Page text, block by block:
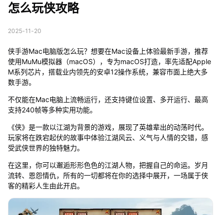
怎么玩侠攻略
2025-11-20
侠手游Mac电脑版怎么玩？想要在Mac设备上体验最新手游，推荐
使用MuMu模拟器（macOS），专为macOS打造，率先适配Apple
M系列芯片，搭载业内领先的安卓12操作系统，兼容市面上绝大多
数手游。
不仅能在Mac电脑上流畅运行，还支持键位设置、多开运行、最高
支持240帧等多种实用功能。
《侠》是一款以江湖为背景的游戏，展现了英雄辈出的动荡时代。
玩家将在跌宕起伏的故事中体验江湖风云、义气与人情的交错，感
受武侠世界的独特魅力。
在这里，你可以邂逅形形色色的江湖人物，把握自己的命运。岁月
流转、恩怨情仇，所有的一切都将在你的选择中展开，一场属于侠
客的精彩人生由此开启。